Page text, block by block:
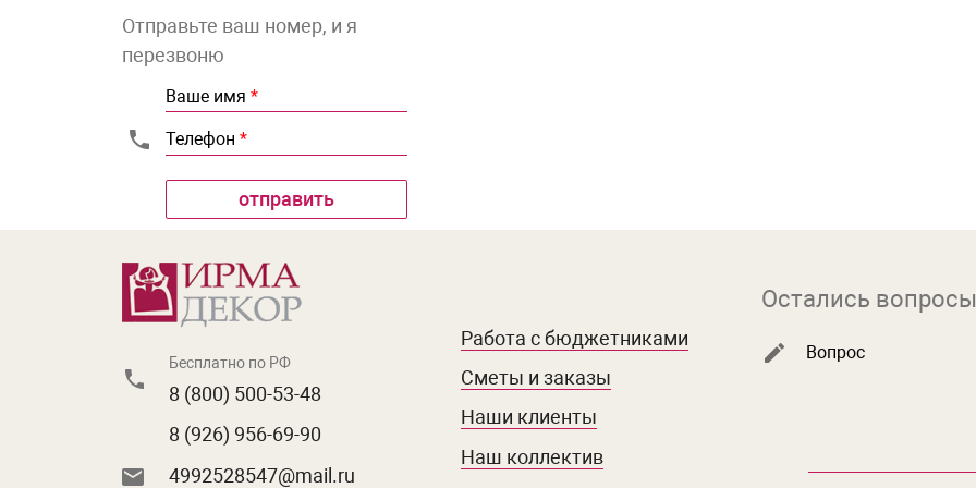
Отправьте ваш номер, и я
перезвоню
Ваше имя *
Телефон *
Бесплатно по РФ
8 (800) 500-53-48
8 (926) 956-69-90
4992528547@mail.ru
Работа с бюджетниками
Сметы и заказы
Наши клиенты
Наш коллектив
Остались
Вопрос